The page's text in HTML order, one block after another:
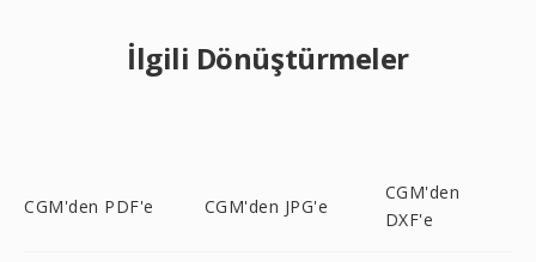
İlgili Dönüştürmeler
CGM'den PDF'e CGM'den JPG'e
CGM'den
DXF'e